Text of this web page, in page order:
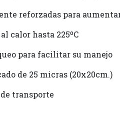
reforzadas para
calor hasta 225ºC
para facilitar su manejo
de 25 micras (20x20cm.)
de transporte